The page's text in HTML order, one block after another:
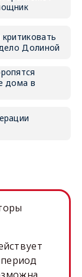
Долиной
дома в